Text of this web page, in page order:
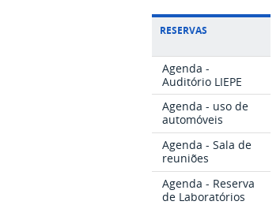
RESERVAS
Agenda -
Auditório LIEPE
Agenda - uso de
automóveis
Agenda - Sala de
reuniões
Agenda - Reserva
de Laboratórios